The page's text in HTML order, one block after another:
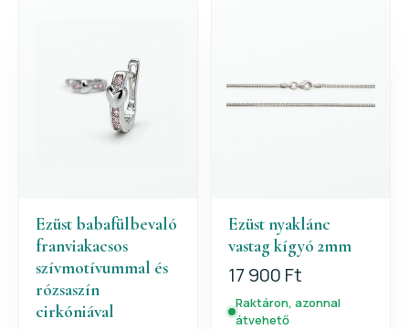
Ezüst babafülbevaló
franviakacsos
szívmotívummal és
rózsaszín
cirkóniával
Ezüst nyaklánc
vastag kígyó 2mm
17 900 Ft
Raktáron, azonnal
átvehető